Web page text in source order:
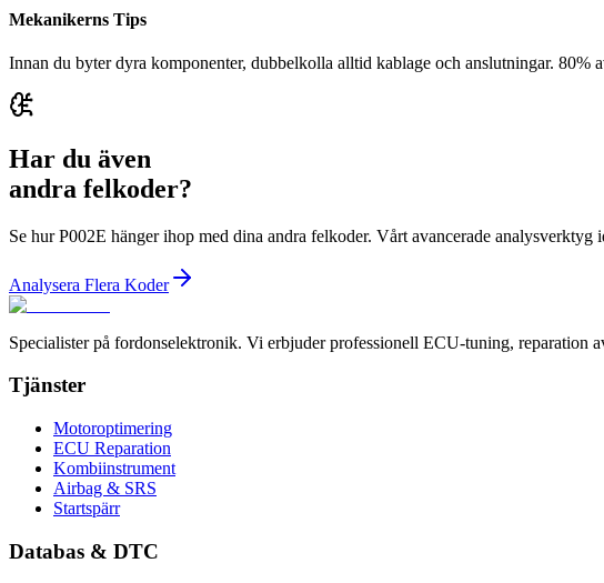
Mekanikerns Tips
Innan du byter dyra komponenter, dubbelkolla alltid kablage och anslutningar. 80%
Har du även
andra felkoder?
Se hur P002E hänger ihop med dina andra felkoder. Vårt avancerade analysverktyg
Analysera Flera Koder
Specialister på fordonselektronik. Vi erbjuder professionell ECU-tuning, reparation
Tjänster
Motoroptimering
ECU Reparation
Kombiinstrument
Airbag & SRS
Startspärr
Databas & DTC